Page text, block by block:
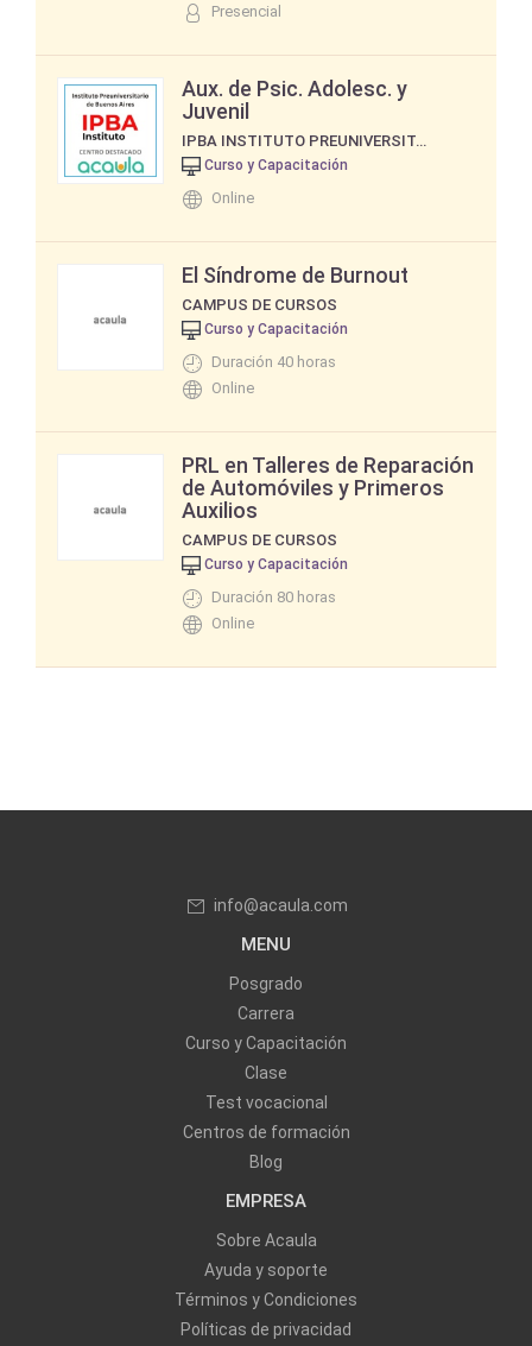
Presencial
Aux. de Psic. Adolesc. y
Juvenil
IPBA INSTITUTO PREUNIVERSITARIO DE BUENOS AIRES
Curso y Capacitación
Online
El Síndrome de Burnout
CAMPUS DE CURSOS
Curso y Capacitación
Duración 40 horas
Online
PRL en Talleres de Reparación
de Automóviles y Primeros
Auxilios
CAMPUS DE CURSOS
Curso y Capacitación
Duración 80 horas
Online
info@acaula.com
MENU
Posgrado
Carrera
Curso y Capacitación
Clase
Test vocacional
Centros de formación
Blog
EMPRESA
Sobre Acaula
Ayuda y soporte
Términos y Condiciones
Políticas de privacidad